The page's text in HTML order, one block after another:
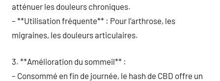
atténuer les douleurs chroniques.
– **Utilisation fréquente** : Pour l’arthrose, les
migraines, les douleurs articulaires.
3. **Amélioration du sommeil** :
– Consommé en fin de journée, le hash de CBD offre un